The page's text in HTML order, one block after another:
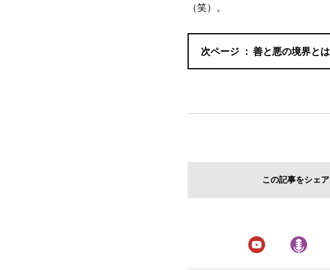
（笑）。
善と悪の境界とは
この記事をシェア